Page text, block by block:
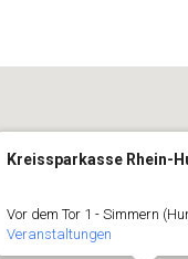
Kreissparkasse Rhein-
Vor dem Tor 1 - Simmern
Veranstaltungen